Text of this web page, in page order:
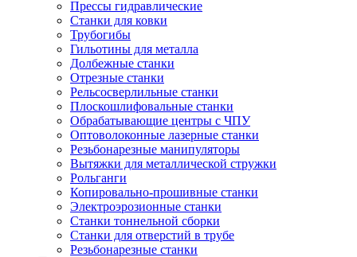
Прессы гидравлические
Станки для ковки
Трубогибы
Гильотины для металла
Долбежные станки
Отрезные станки
Рельсосверлильные станки
Плоскошлифовальные станки
Обрабатывающие центры с ЧПУ
Оптоволоконные лазерные станки
Резьбонарезные манипуляторы
Вытяжки для металлической стружки
Рольганги
Копировально-прошивные станки
Электроэрозионные станки
Станки тоннельной сборки
Станки для отверстий в трубе
Резьбонарезные станки